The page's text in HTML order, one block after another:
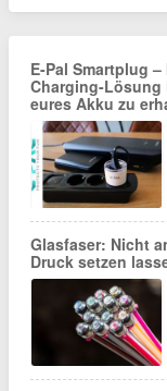
E-Pal Smartplug
Charging-
eures Akku zu
Glasfaser: Nicht
Druck setzen